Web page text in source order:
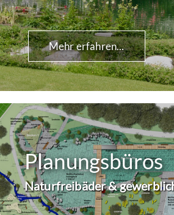
Mehr erfahren...
Planungsbüros
Naturfreibäder &